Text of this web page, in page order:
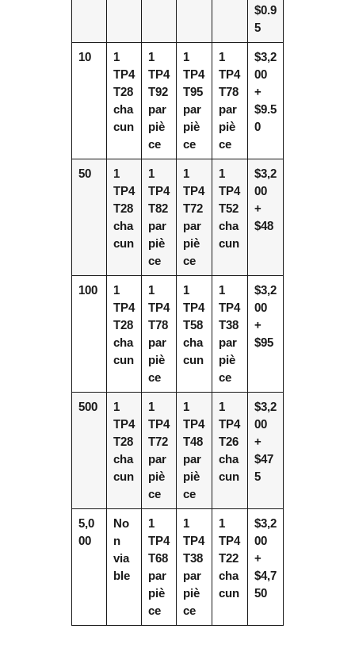
$0.9
5
10
1
TP4
T28
cha
cun
1
TP4
T92
par
piè
ce
1
TP4
T95
par
piè
ce
1
TP4
T78
par
piè
ce
$3,2
00
+
$9.5
0
50
1
TP4
T28
cha
cun
1
TP4
T82
par
piè
ce
1
TP4
T72
par
piè
ce
1
TP4
T52
cha
cun
$3,2
00
+
$48
100
1
TP4
T28
cha
cun
1
TP4
T78
par
piè
ce
1
TP4
T58
cha
cun
1
TP4
T38
par
piè
ce
$3,2
00
+
$95
500
1
TP4
T28
cha
cun
1
TP4
T72
par
piè
ce
1
TP4
T48
par
piè
ce
1
TP4
T26
cha
cun
$3,2
00
+
$47
5
5,0
00
No
n
via
ble
1
TP4
T68
par
piè
ce
1
TP4
T38
par
piè
ce
1
TP4
T22
cha
cun
$3,2
00
+
$4,7
50